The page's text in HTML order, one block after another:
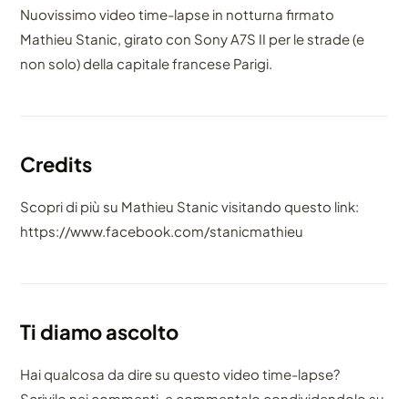
Nuovissimo video time-lapse in notturna firmato
Mathieu Stanic, girato con Sony A7S II per le strade (e
non solo) della capitale francese Parigi.
Credits
Scopri di più su Mathieu Stanic visitando questo link:
https://www.facebook.com/stanicmathieu
Ti diamo ascolto
Hai qualcosa da dire su questo video time-lapse?